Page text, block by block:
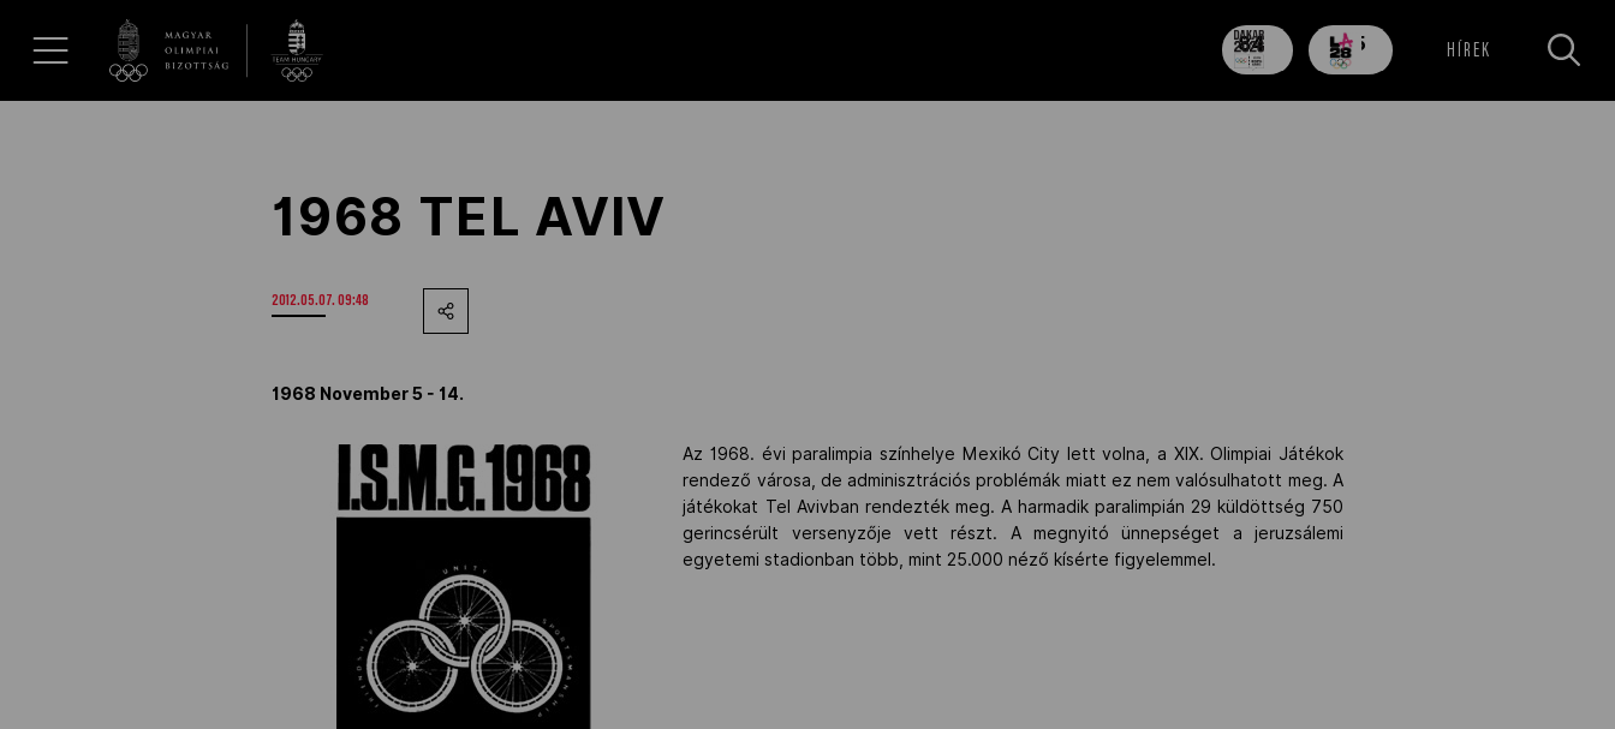
Galéria
Dakar 2026
Los Angeles 2028
Társszervezetek
84
nap
705
nap HÍREK
1968 TEL AVIV
2012.05.07. 09:48
1968 November 5 - 14.
Az 1968. évi paralimpia színhelye Mexikó City lett volna, a XIX. Olimpiai Játékok
rendező városa, de adminisztrációs problémák miatt ez nem valósulhatott meg. A
játékokat Tel Avivban rendezték meg. A harmadik paralimpián 29 küldöttség 750
gerincsérült versenyzője vett részt. A megnyitó ünnepséget a jeruzsálemi
egyetemi stadionban több, mint 25.000 néző kísérte figyelemmel.